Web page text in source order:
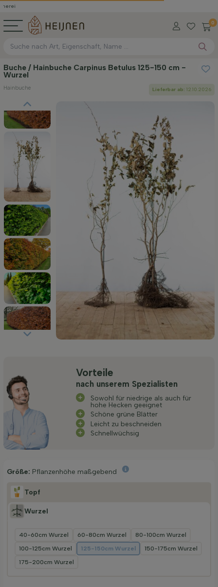
0
Buche / Hainbuche Carpinus Betulus 125-150 cm -
Wurzel
Hainbuche Lieferbar ab: 12.10.2026
Vorteile
nach unserem Spezialisten
Sowohl für niedrige als auch für
hohe Hecken geeignet
Schöne grüne Blätter
Leicht zu beschneiden
Schnellwüchsig
Größe: Pflanzenhöhe maßgebend
Topf
Wurzel
40-60cm Wurzel 60-80cm Wurzel
80-100cm Wurzel
100-125cm Wurzel
125-150cm Wurzel
150-175cm Wurzel
175-200cm Wurzel